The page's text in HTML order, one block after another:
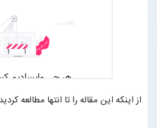
از اینکه این مقاله را تا انتها مطالعه